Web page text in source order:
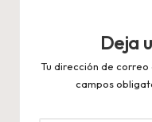
Deja
Tu dirección de
campos